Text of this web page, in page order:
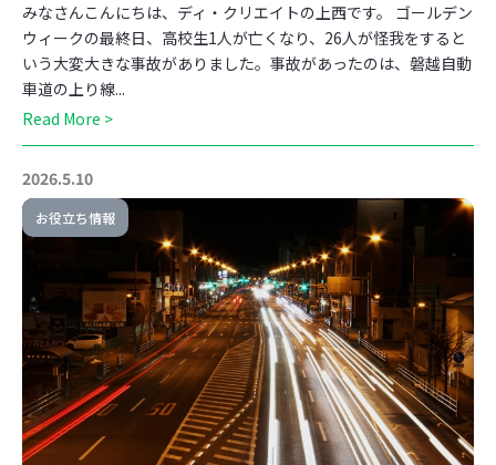
みなさんこんにちは、ディ・クリエイトの上西です。 ゴールデン
ウィークの最終日、高校生1人が亡くなり、26人が怪我をすると
いう大変大きな事故がありました。事故があったのは、磐越自動
車道の上り線...
Read More >
2026.5.10
お役立ち情報